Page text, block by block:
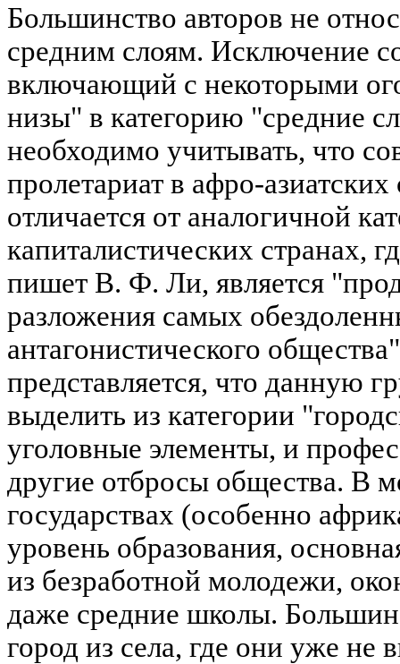
Большинство авторов не
средним слоям. Исключение
включающий с некоторыми
низы" в категорию "средние
необходимо учитывать, что
пролетариат в афро-азиатских
отличается от аналогичной
капиталистических странах,
пишет В. Ф. Ли, является
разложения самых
антагонистического
представляется, что данную
выделить из категории
уголовные элементы, и
другие отбросы общества. В
государствах (особенно
уровень образования,
из безработной молодежи,
даже средние школы.
город из села, где они уже не